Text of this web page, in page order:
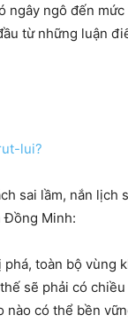
ngô đến
từ những luận
lui?
sai lầm, nắn
Đồng Minh:
toàn bộ
sẽ phải có
có thể bền